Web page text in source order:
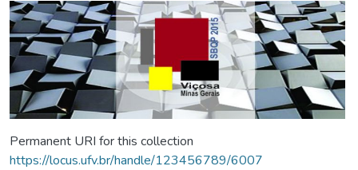
Permanent URI for this collection
https://locus.ufv.br/handle/123456789/6007